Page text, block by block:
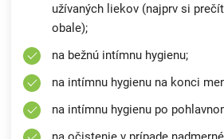
užívaných liekov (najprv si
obale);
na bežnú intímnu hygienu;
na intímnu hygienu na konci
na intímnu hygienu po